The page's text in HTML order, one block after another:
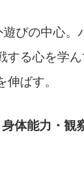
遊びの中心。
る心を学ん
ばす。
身体能力・観